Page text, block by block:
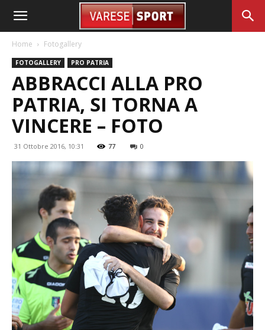
Home Fotogallery
FOTOGALLERY PRO PATRIA
ABBRACCI ALLA PRO
PATRIA, SI TORNA A
VINCERE – FOTO
31 Ottobre 2016, 10:31 77 0